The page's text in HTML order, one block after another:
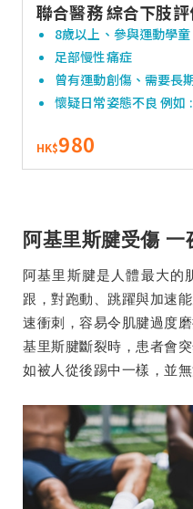
聯合醫務 綜合下肢
8歲以上、參與運動學
足部慢性痛症
曾有運動創傷、需要長
懷疑日常姿態不良 例如
HK$980
阿基里斯腱受傷
阿基里斯腱是人體最大的
跟，對跑動、跳躍與加速
速衝刺，容易令肌腱過度
基里斯腱斷裂時，患者會
如被人從後踢中一樣，並無